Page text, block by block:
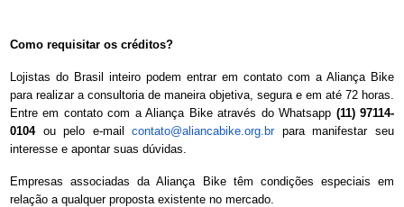
Como requisitar os créditos?
Lojistas do Brasil inteiro podem entrar em contato com a Aliança Bike
para realizar a consultoria de maneira objetiva, segura e em até 72 horas.
Entre em contato com a Aliança Bike através do Whatsapp (11) 97114-
0104ou pelo e-mailcontato@aliancabike.org.brpara manifestar seu
interesse e apontar suas dúvidas.
Empresas associadas da Aliança Bike têm condições especiais em
relação a qualquer proposta existente no mercado.